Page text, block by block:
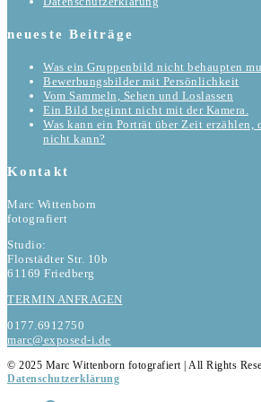
neueste Beiträge
Was ein Gruppenbild nicht behaupten
Bewerbungsbilder mit Persönlichkeit
Vom Sammeln, Sehen und Loslassen
Ein Bild beginnt nicht mit der Kamera.
Was kann ein Porträt über Zeit erzählen,
nicht kann?
Kontakt
Marc Wittenborn
fotografiert
Studio:
Florstädter Str. 10b
61169 Friedberg
TERMIN ANFRAGEN
0177.6912750
marc@exposed-i.de
© 2025 Marc Wittenborn fotografiert | All Rights
Datenschutzerklärung